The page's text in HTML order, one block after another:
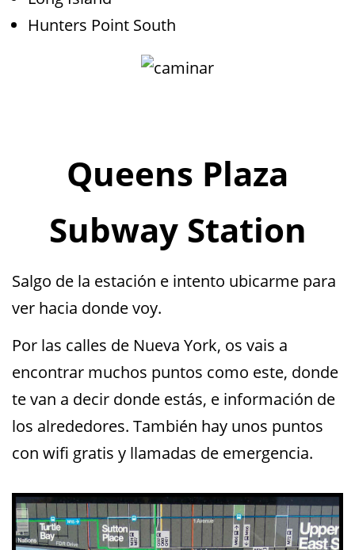
Hunters Point South
Queens Plaza
Subway Station
Salgo de la estación e intento ubicarme para
ver hacia donde voy.
Por las calles de Nueva York, os vais a
encontrar muchos puntos como este, donde
te van a decir donde estás, e información de
los alrededores. También hay unos puntos
con wifi gratis y llamadas de emergencia.